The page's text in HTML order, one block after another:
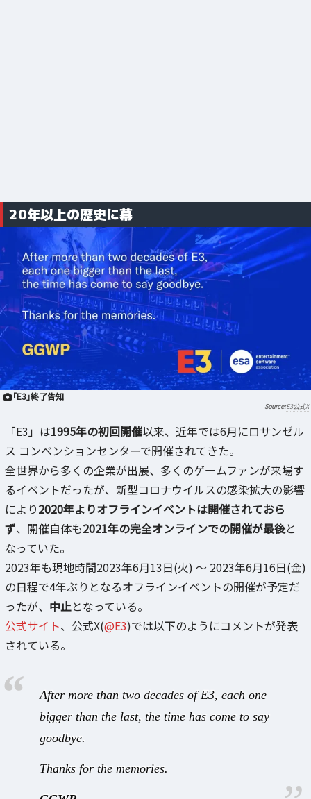
20年以上の歴史に幕
「E3」終了告知
E3公式X
「E3」は1995年の初回開催以来、近年では6月にロサンゼル
ス コンベンションセンターで開催されてきた。
全世界から多くの企業が出展、多くのゲームファンが来場す
るイベントだったが、新型コロナウイルスの感染拡大の影響
により2020年よりオフラインイベントは開催されておら
ず、開催自体も2021年の完全オンラインでの開催が最後と
なっていた。
2023年も現地時間2023年6月13日(火) ～ 2023年6月16日(金)
の日程で4年ぶりとなるオフラインイベントの開催が予定だ
ったが、 中止となっている。
公式サイト、公式X(@E3)では以下のようにコメントが発表
されている。
After more than two decades of E3, each one
bigger than the last, the time has come to say
goodbye.
Thanks for the memories.